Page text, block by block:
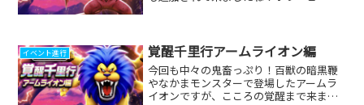
こころ編成手持ちのドルマ...
イベント進行 覚醒千里行アームライオン編
今回も中々の鬼畜っぷり！百獣の暗黒鞭
やなかまモンスターで登場したアームラ
イオンですが、こころの覚醒まで来まし